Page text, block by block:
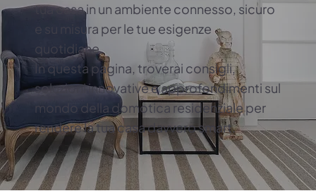
tua casa in un ambiente connesso, sicuro
e su misura per le tue esigenze
quotidiane.
In questa pagina, troverai consigli,
soluzioni innovative e approfondimenti sul
mondo della domotica residenziale per
rendere la tua casa davvero smart.